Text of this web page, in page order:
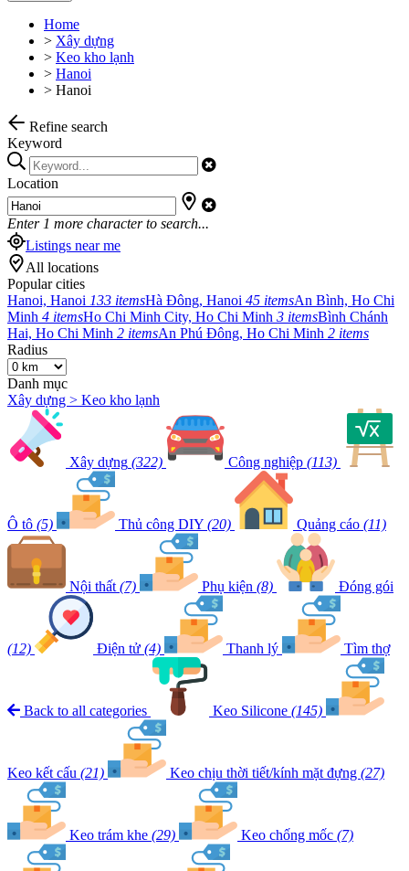
Home
> Xây dựng
> Keo kho lạnh
> Hanoi
> Hanoi
Refine search
Keyword
Location
Enter 1 more character to search...
Listings near me
All locations
Popular cities
Hanoi, Hanoi 133 itemsHà Đông, Hanoi 45 itemsAn Bình, Ho Chi
Minh 4 itemsHo Chi Minh City, Ho Chi Minh 3 itemsBình Chánh
Hai, Ho Chi Minh 2 itemsAn Phú Đông, Ho Chi Minh 2 items
Radius
Danh mục
Xây dựng > Keo kho lạnh
Xây dựng (322) Công nghiệp (113)
Ô tô (5) Thủ công DIY (20) Quảng cáo (11)
Nội thất (7) Phụ kiện (8) Đóng gói
(12) Điện tử (4) Thanh lý Tìm thợ
Back to all categories Keo Silicone (145)
Keo kết cấu (21) Keo chịu thời tiết/kính mặt đựng (27)
Keo trám khe (29) Keo chống mốc (7)